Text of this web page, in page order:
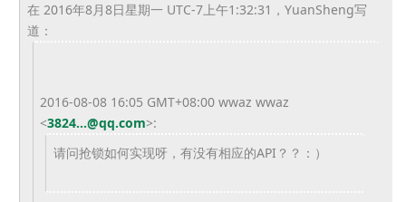
在 2016年8月8日星期一 UTC-7上午1:32:31，YuanSheng写
道：
2016-08-08 16:05 GMT+08:00 wwaz wwaz
<3824...@qq.com>:
请问抢锁如何实现呀，有没有相应的API？？：）